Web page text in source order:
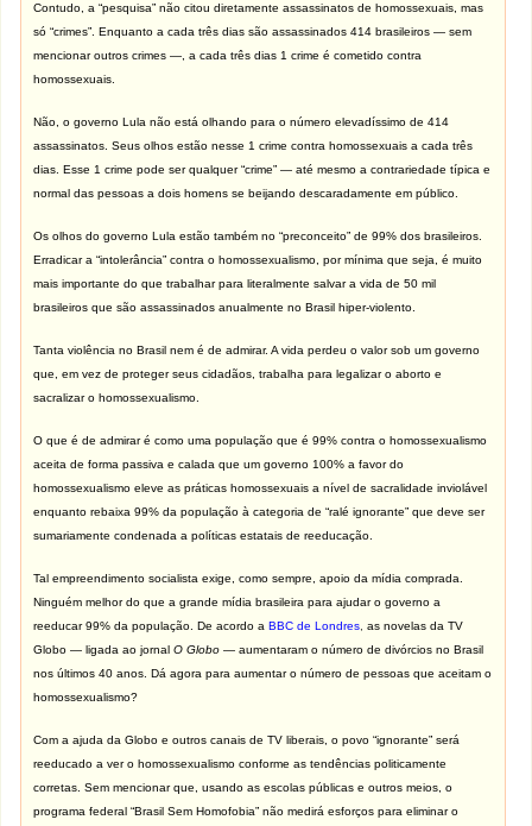
Contudo, a “pesquisa” não citou diretamente assassinatos de homossexuais, mas
só “crimes”. Enquanto a cada três dias são assassinados 414 brasileiros — sem
mencionar outros crimes —, a cada três dias 1 crime é cometido contra
homossexuais.
Não, o governo Lula não está olhando para o número elevadíssimo de 414
assassinatos. Seus olhos estão nesse 1 crime contra homossexuais a cada três
dias. Esse 1 crime pode ser qualquer “crime” — até mesmo a contrariedade típica e
normal das pessoas a dois homens se beijando descaradamente em público.
Os olhos do governo Lula estão também no “preconceito” de 99% dos brasileiros.
Erradicar a “intolerância” contra o homossexualismo, por mínima que seja, é muito
mais importante do que trabalhar para literalmente salvar a vida de 50 mil
brasileiros que são assassinados anualmente no Brasil hiper-violento.
Tanta violência no Brasil nem é de admirar. A vida perdeu o valor sob um governo
que, em vez de proteger seus cidadãos, trabalha para legalizar o aborto e
sacralizar o homossexualismo.
O que é de admirar é como uma população que é 99% contra o homossexualismo
aceita de forma passiva e calada que um governo 100% a favor do
homossexualismo eleve as práticas homossexuais a nível de sacralidade inviolável
enquanto rebaixa 99% da população à categoria de “ralé ignorante” que deve ser
sumariamente condenada a políticas estatais de reeducação.
Tal empreendimento socialista exige, como sempre, apoio da mídia comprada.
Ninguém melhor do que a grande mídia brasileira para ajudar o governo a
reeducar 99% da população. De acordo a BBC de Londres ,as novelas da TV
Globo — ligada ao jornalO Globo — aumentaram o número de divórcios no Brasil
nos últimos 40 anos. Dá agora para aumentar o número de pessoas que aceitam o
homossexualismo?
Com a ajuda da Globo e outros canais de TV liberais, o povo “ignorante” será
reeducado a ver o homossexualismo conforme as tendências politicamente
corretas. Sem mencionar que, usando as escolas públicas e outros meios, o
programa federal “Brasil Sem Homofobia” não medirá esforços para eliminar o